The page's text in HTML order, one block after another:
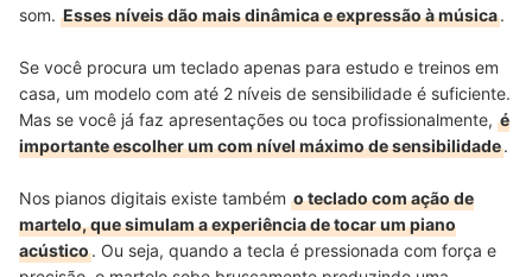
som. Esses níveis dão mais dinâmica e expressão à música.
Se você procura um teclado apenas para estudo e treinos em
casa, um modelo com até 2 níveis de sensibilidade é suficiente.
Mas se você já faz apresentações ou toca profissionalmente, é
importante escolher um com nível máximo de sensibilidade.
Nos pianos digitais existe também o teclado com ação de
martelo, que simulam a experiência de tocar um piano
acústico. Ou seja, quando a tecla é pressionada com força e